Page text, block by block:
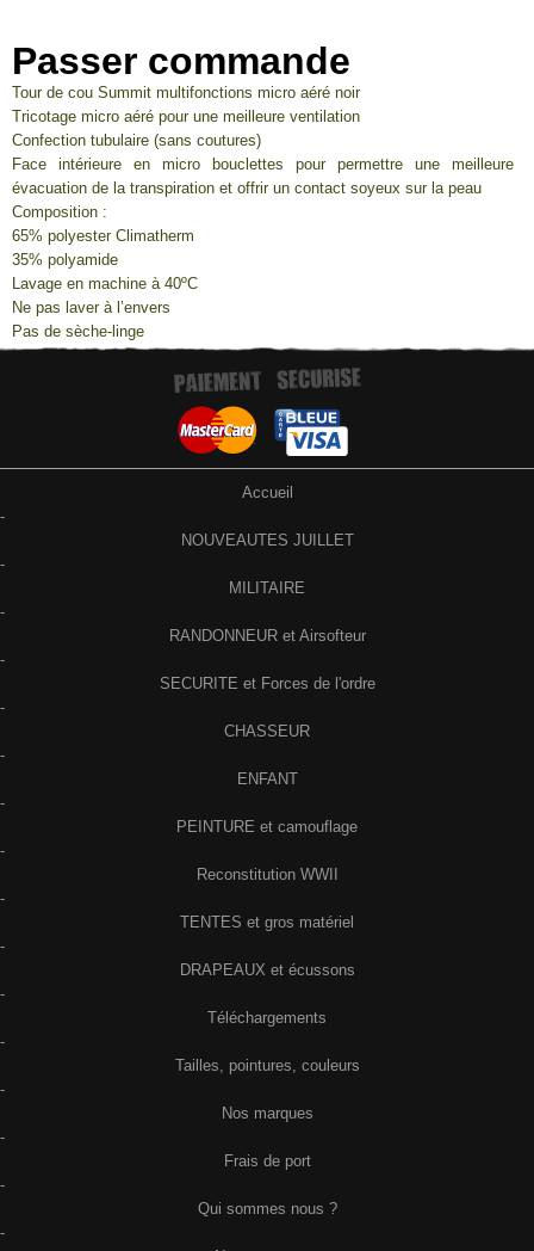
Passer commande
Tour de cou Summit multifonctions micro aéré noir
Tricotage micro aéré pour une meilleure ventilation
Confection tubulaire (sans coutures)
Face intérieure en micro bouclettes pour permettre une meilleure
évacuation de la transpiration et offrir un contact soyeux sur la peau
Composition :
65% polyester Climatherm
35% polyamide
Lavage en machine à 40ºC
Ne pas laver à l’envers
Pas de sèche-linge
Accueil
-
NOUVEAUTES JUILLET
-
MILITAIRE
-
RANDONNEUR et Airsofteur
-
SECURITE et Forces de l'ordre
-
CHASSEUR
-
ENFANT
-
PEINTURE et camouflage
-
Reconstitution WWII
-
TENTES et gros matériel
-
DRAPEAUX et écussons
-
Téléchargements
-
Tailles, pointures, couleurs
-
Nos marques
-
Frais de port
-
Qui sommes nous ?
-